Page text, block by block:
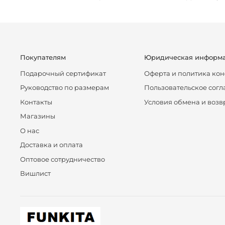
Покупателям
Подарочный сертификат
Руководство по размерам
Контакты
Магазины
О нас
Доставка и оплата
Оптовое сотрудничество
Вишлист
Юридическая
Оферта и политика
Пользовательское
Условия обмена и